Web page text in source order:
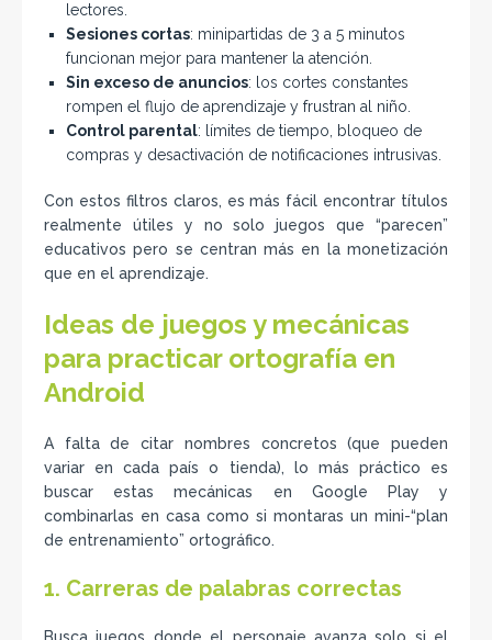
lectores.
Sesiones cortas: minipartidas de 3 a 5 minutos
funcionan mejor para mantener la atención.
Sin exceso de anuncios: los cortes constantes
rompen el flujo de aprendizaje y frustran al niño.
Control parental: límites de tiempo, bloqueo de
compras y desactivación de notificaciones intrusivas.
Con estos filtros claros, es más fácil encontrar títulos
realmente útiles y no solo juegos que “parecen”
educativos pero se centran más en la monetización
que en el aprendizaje.
Ideas de juegos y mecánicas
para practicar ortografía en
Android
A falta de citar nombres concretos (que pueden
variar en cada país o tienda), lo más práctico es
buscar estas mecánicas en Google Play y
combinarlas en casa como si montaras un mini-“plan
de entrenamiento” ortográfico.
1. Carreras de palabras correctas